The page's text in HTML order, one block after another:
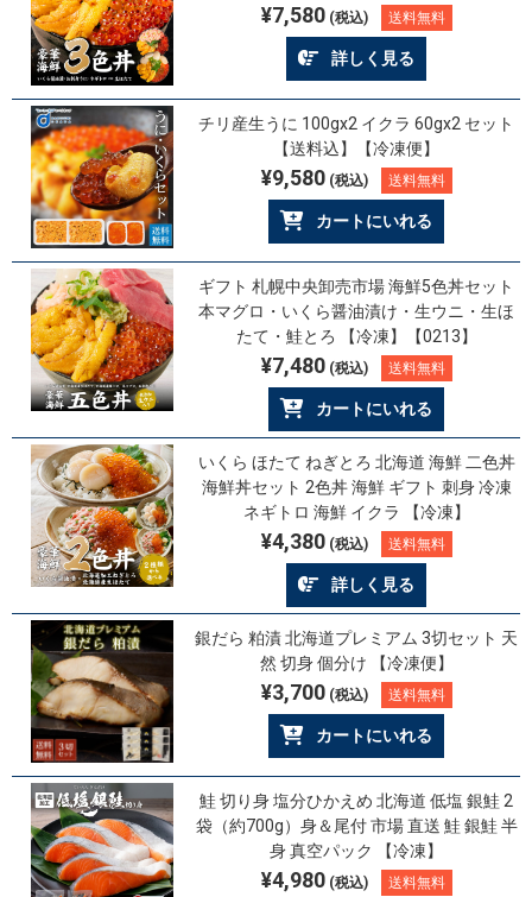
¥7,580(税込) 送料無料
詳しく見る
チリ産生うに 100gx2 イクラ 60gx2 セット
【送料込】【冷凍便】
¥9,580(税込) 送料無料
カートにいれる
ギフト 札幌中央卸売市場 海鮮5色丼セット
本マグロ・いくら醤油漬け・生ウニ・生ほ
たて・鮭とろ 【冷凍】【0213】
¥7,480(税込) 送料無料
カートにいれる
いくら ほたて ねぎとろ 北海道 海鮮 二色丼
海鮮丼セット 2色丼 海鮮 ギフト 刺身 冷凍
ネギトロ 海鮮 イクラ 【冷凍】
¥4,380(税込) 送料無料
詳しく見る
銀だら 粕漬 北海道プレミアム 3切セット 天
然 切身 個分け 【冷凍便】
¥3,700(税込) 送料無料
カートにいれる
鮭 切り身 塩分ひかえめ 北海道 低塩 銀鮭 2
袋（約700g）身＆尾付 市場 直送 鮭 銀鮭 半
身 真空パック 【冷凍】
¥4,980(税込) 送料無料